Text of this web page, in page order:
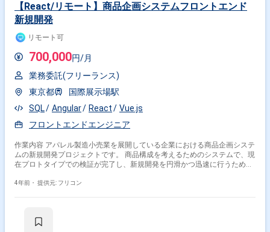
【React/リモート】商品企画システムフロントエンド
新規開発
リモート可
700,000円/月
業務委託(フリーランス)
東京都
国際展示場駅
SQL
Angular React
Vue.js
フロントエンドエンジニア
作業内容 アパレル製造小売業を展開している企業における商品企画システ
ムの新規開発プロジェクトです。 商品構成を考えるためのシステムで、現
在プロトタイプでの検証が完了し、新規開発を円滑かつ迅速に行うための
4年前・ 提供元: フリコン